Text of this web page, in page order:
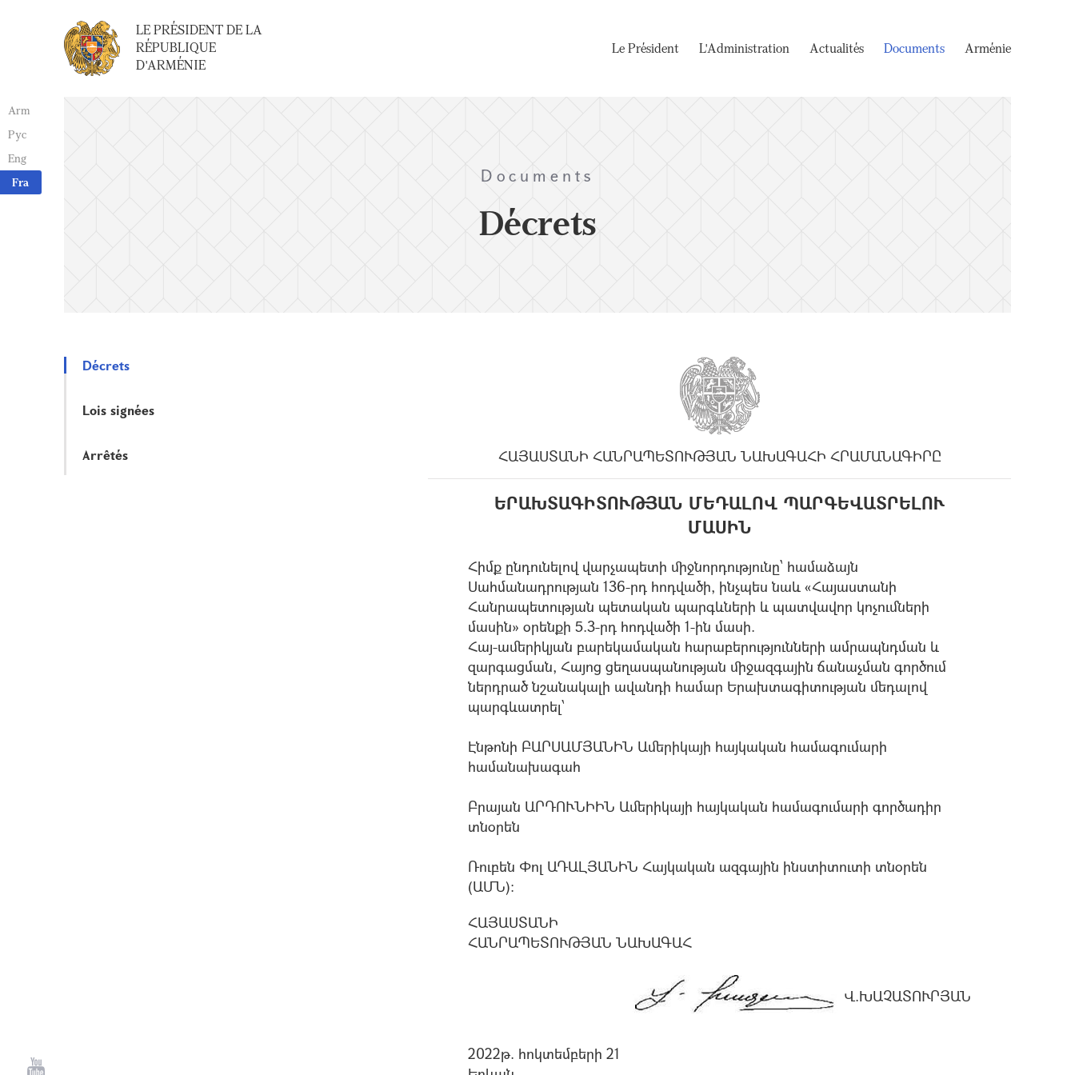
Arm
Рус
Eng
Fra
LE PRÉSIDENT DE LA
RÉPUBLIQUE
D'ARMÉNIE
Le Président L'Administration Actualités Documents Arménie
Documents
Décrets
Décrets
Lois signées
Arrêtés ՀԱՅԱՍՏԱՆԻ ՀԱՆՐԱՊԵՏՈՒԹՅԱՆ ՆԱԽԱԳԱՀԻ ՀՐԱՄԱՆԱԳԻՐԸ
ԵՐԱԽՏԱԳԻՏՈՒԹՅԱՆ ՄԵԴԱԼՈՎ ՊԱՐԳԵՎԱՏՐԵԼՈՒ
ՄԱՍԻՆ
Հիմք ընդունելով վարչապետի միջնորդությունը՝ համաձայն
Սահմանադրության 136-րդ հոդվածի, ինչպես նաև «Հայաստանի
Հանրապետության պետական պարգևների և պատվավոր կոչումների
մասին» օրենքի 5.3-րդ հոդվածի 1-ին մասի.
Հայ-ամերիկյան բարեկամական հարաբերությունների ամրապնդման և
զարգացման, Հայոց ցեղասպանության միջազգային ճանաչման գործում
ներդրած նշանակալի ավանդի համար Երախտագիտության մեդալով
պարգևատրել՝
Էնթոնի ԲԱՐՍԱՄՅԱՆԻՆ Ամերիկայի հայկական համագումարի
համանախագահ
Բրայան ԱՐԴՈՒՆԻԻՆ Ամերիկայի հայկական համագումարի գործադիր
տնօրեն
Ռուբեն Փոլ ԱԴԱԼՅԱՆԻՆ Հայկական ազգային ինստիտուտի տնօրեն
(ԱՄՆ):
ՀԱՅԱՍՏԱՆԻ
ՀԱՆՐԱՊԵՏՈՒԹՅԱՆ ՆԱԽԱԳԱՀ
Վ.ԽԱՉԱՏՈՒՐՅԱՆ
2022թ. հոկտեմբերի 21